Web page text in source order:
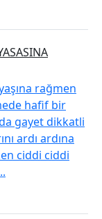
rağmen
hafif bir
gayet dikkatli
ardı ardına
ciddi ciddi